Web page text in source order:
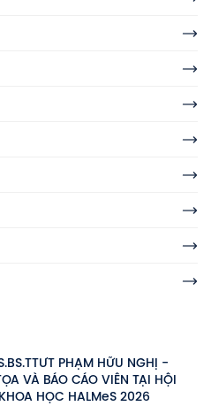
PHẠM HỮU NGHỊ -
VÀ BÁO CÁO VIÊN TẠI HỘI
HỌC HALMeS 2026